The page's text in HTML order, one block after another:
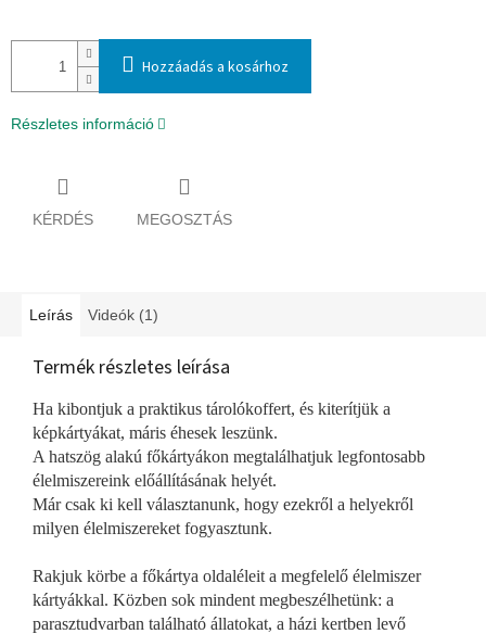
Hozzáadás a kosárhoz
Részletes információ
KÉRDÉS MEGOSZTÁS
Leírás Videók (1)
Termék részletes leírása
Ha kibontjuk a praktikus tárolókoffert, és kiterítjük a
képkártyákat, máris éhesek leszünk.
A hatszög alakú főkártyákon megtalálhatjuk legfontosabb
élelmiszereink előállításának helyét.
Már csak ki kell választanunk, hogy ezekről a helyekről
milyen élelmiszereket fogyasztunk.
Rakjuk körbe a főkártya oldaléleit a megfelelő élelmiszer
kártyákkal. Közben sok mindent megbeszélhetünk: a
parasztudvarban található állatokat, a házi kertben levő